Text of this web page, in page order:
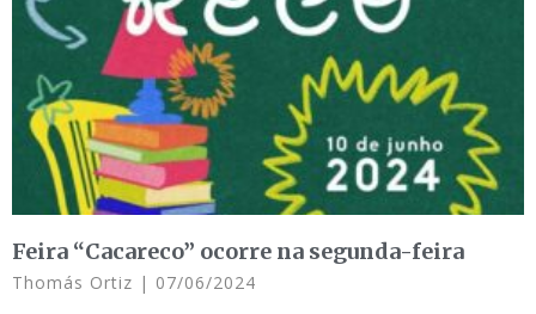
Feira “Cacareco” ocorre na segunda-feira
Thomás Ortiz 07/06/2024